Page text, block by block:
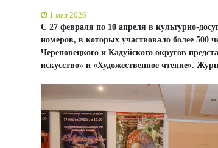
1 мая 2026
С 27 февраля по 10 апреля в культурно-
номеров, в которых участвовало более 500
Череповецкого и Кадуйского округов
искусство» и «Художественное чтение».